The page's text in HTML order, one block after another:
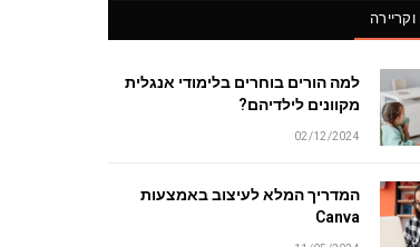
למה הורים בוחרים בלימודי אנגלית
מקוונים לילדיהם?
02/12/2024
המדריך המלא לעיצוב באמצעות
Canva